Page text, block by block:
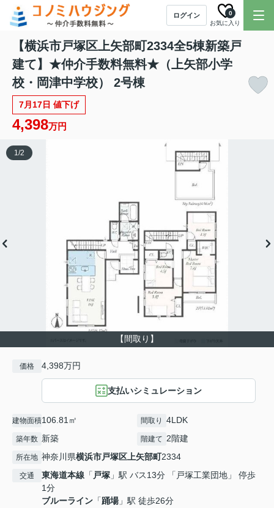
ログイン
お気に入り
0
【横浜市戸塚区上矢部町2334全5棟新築戸
建て】★仲介手数料無料★（上矢部小学
校・岡津中学校） 2号棟
7月17日 値下げ
4,398万円
【間取り】
1/2
価格 4,398万円
支払いシミュレーション
建物面積106.81㎡ 間取り 4LDK
築年数 新築 階建て 2階建
所在地 神奈川県横浜市戸塚区上矢部町2334
交通 東海道本線 「 戸塚 」駅 バス13分 「戸塚工業団地」 停歩
1分
ブルーライン 「踊場」駅 徒歩26分